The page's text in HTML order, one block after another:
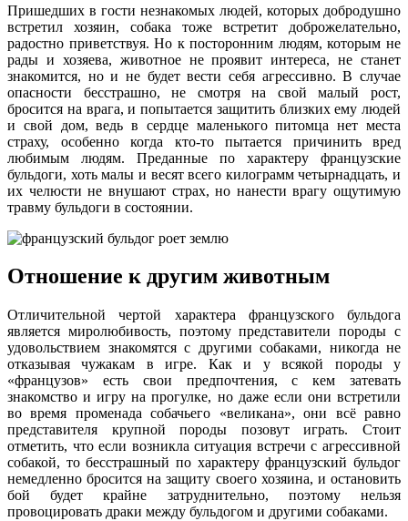
Пришедших в гости незнакомых людей, которых добродушно
встретил хозяин, собака тоже встретит доброжелательно,
радостно приветствуя. Но к посторонним людям, которым не
рады и хозяева, животное не проявит интереса, не станет
знакомится, но и не будет вести себя агрессивно. В случае
опасности бесстрашно, не смотря на свой малый рост,
бросится на врага, и попытается защитить близких ему людей
и свой дом, ведь в сердце маленького питомца нет места
страху, особенно когда кто-то пытается причинить вред
любимым людям. Преданные по характеру французские
бульдоги, хоть малы и весят всего килограмм четырнадцать, и
их челюсти не внушают страх, но нанести врагу ощутимую
травму бульдоги в состоянии.
Отношение к другим животным
Отличительной чертой характера французского бульдога
является миролюбивость, поэтому представители породы с
удовольствием знакомятся с другими собаками, никогда не
отказывая чужакам в игре. Как и у всякой породы у
«французов» есть свои предпочтения, с кем затевать
знакомство и игру на прогулке, но даже если они встретили
во время променада собачьего «великана», они всё равно
представителя крупной породы позовут играть. Стоит
отметить, что если возникла ситуация встречи с агрессивной
собакой, то бесстрашный по характеру французский бульдог
немедленно бросится на защиту своего хозяина, и остановить
бой будет крайне затруднительно, поэтому нельзя
провоцировать драки между бульдогом и другими собаками.